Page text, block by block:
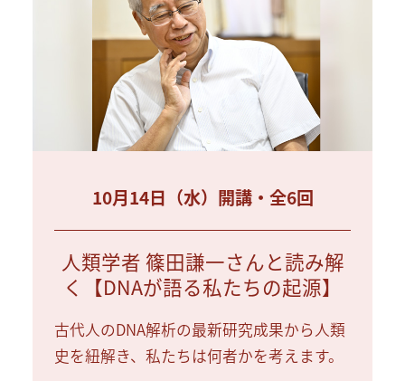
10月14日（水）開講・全6回
人類学者 篠田謙一さんと読み解
く【DNAが語る私たちの起源】
古代人のDNA解析の最新研究成果から人類
史を紐解き、私たちは何者かを考えます。